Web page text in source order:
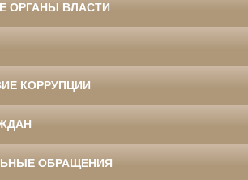
ОРГАНЫ ВЛАСТИ
КОРРУПЦИИ
ОБРАЩЕНИЯ